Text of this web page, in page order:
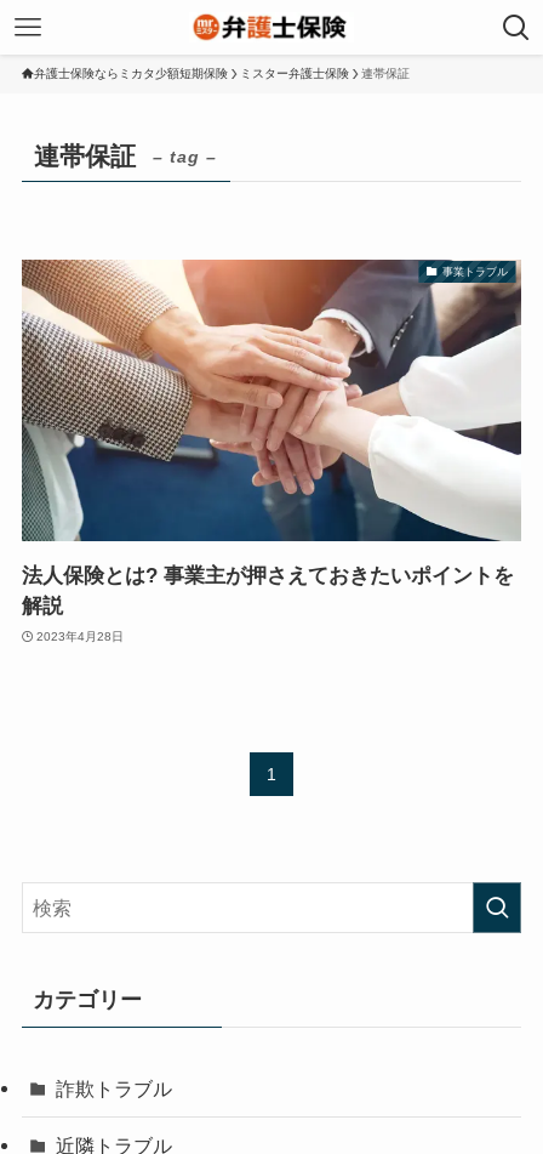
弁護士保険ならミカタ少額短期保険 ミスター弁護士保険 連帯保証
連帯保証 – tag –
事業トラブル
法人保険とは? 事業主が押さえておきたいポイントを
解説
2023年4月28日
1
カテゴリー
詐欺トラブル
近隣トラブル